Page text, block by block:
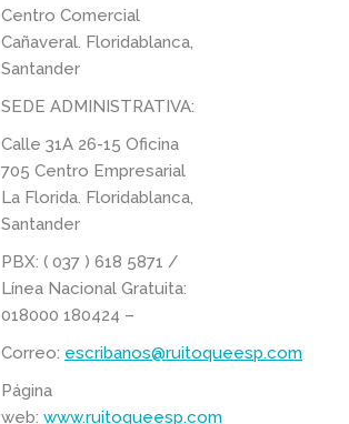
Centro Comercial
Cañaveral. Floridablanca,
Santander
SEDE ADMINISTRATIVA:
Calle 31A 26-15 Oficina
705 Centro Empresarial
La Florida. Floridablanca,
Santander
PBX: ( 037 ) 618 5871 /
Línea Nacional Gratuita:
018000 180424 –
Correo: escribanos@ruitoqueesp.com
Página
web: www.ruitoqueesp.com